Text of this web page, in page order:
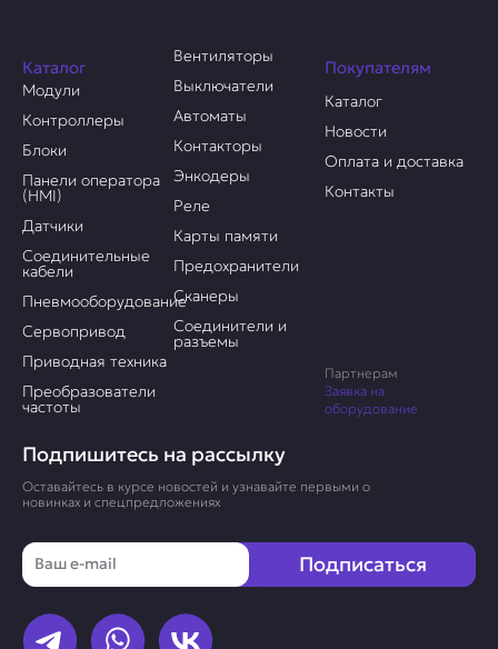
Подпишитесь на рассылку
Оставайтесь в курсе новостей и узнавайте первыми о
новинках и спецпредложениях
Email
Подписаться
Каталог
Модули
Контроллеры
Блоки
Панели оператора
(HMI)
Датчики
Соединительные
кабели
Пневмооборудование
Сервопривод
Приводная техника
Преобразователи
частоты
Вентиляторы
Выключатели
Автоматы
Контакторы
Энкодеры
Реле
Карты памяти
Предохранители
Сканеры
Соединители и
разъемы
Покупателям
Каталог
Новости
Оплата и доставка
Контакты
Партнерам
Заявка на
оборудование